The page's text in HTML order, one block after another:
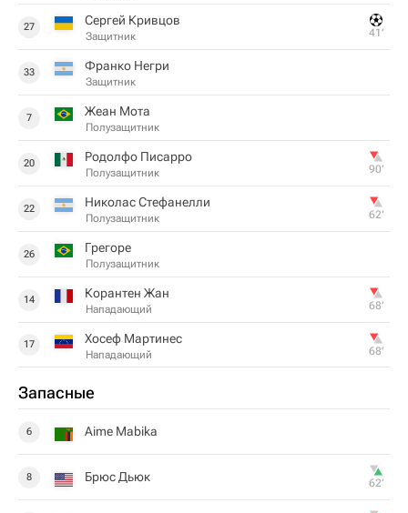
27 Сергей Кривцов
Защитник 41‎’‎
33 Франко Негри
Защитник
7 Жеан Мота
Полузащитник
20 Родолфо Писарро
Полузащитник 90‎’‎
22 Николас Стефанелли
Полузащитник 62‎’‎
26 Грегоре
Полузащитник
14 Корантен Жан
Нападающий 68‎’‎
17 Хосеф Мартинес
Нападающий 68‎’‎
Запасные
6 Aime Mabika
8 Брюс Дьюк 62‎’‎